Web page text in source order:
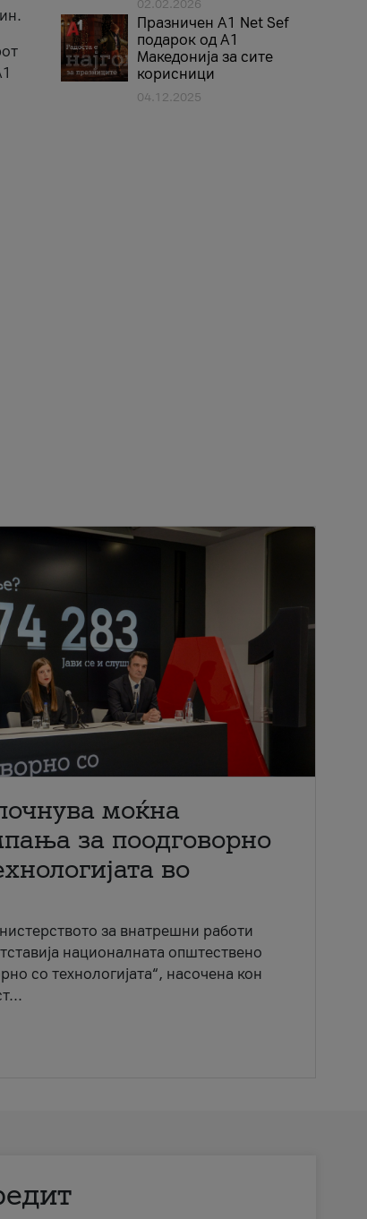
02.02.2026
Празничен A1 Net Sеf
подарок од А1
Македонија за сите
корисници
04.12.2025
моќна
за поодговорно
во
за внатрешни работи
националната општествено
со технологијата“, насочена кон